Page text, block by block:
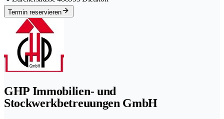
Termin reservieren
GHP Immobilien- und
Stockwerkbetreuungen GmbH